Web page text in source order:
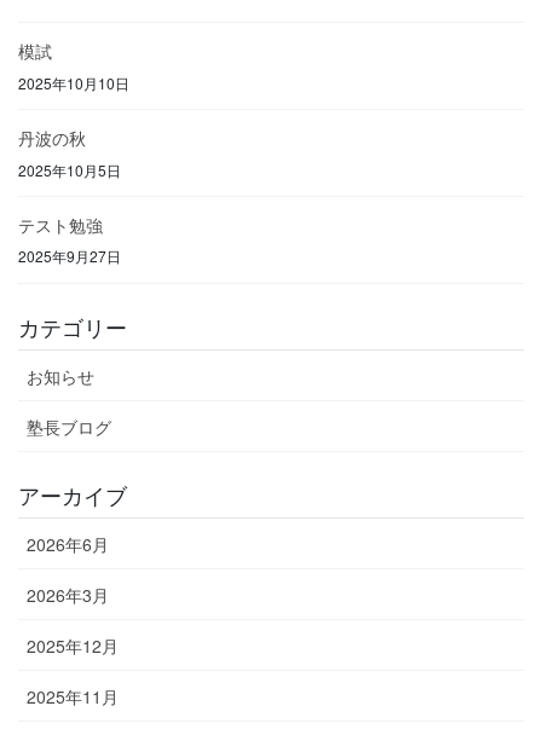
模試
2025年10月10日
丹波の秋
2025年10月5日
テスト勉強
2025年9月27日
カテゴリー
お知らせ
塾長ブログ
アーカイブ
2026年6月
2026年3月
2025年12月
2025年11月